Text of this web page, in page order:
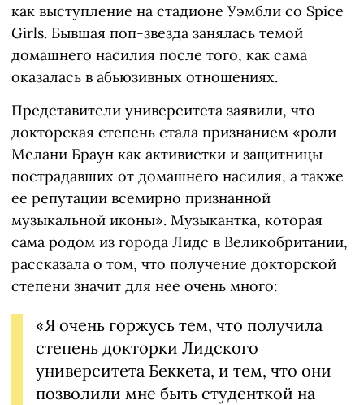
как выступление на стадионе Уэмбли со Spice
Girls. Бывшая поп-звезда занялась темой
домашнего насилия после того, как сама
оказалась в абьюзивных отношениях.
Представители университета заявили, что
докторская степень стала признанием «роли
Мелани Браун как активистки и защитницы
пострадавших от домашнего насилия, а также
ее репутации всемирно признанной
музыкальной иконы». Музыкантка, которая
сама родом из города Лидс в Великобритании,
рассказала о том, что получение докторской
степени значит для нее очень много:
«Я очень горжусь тем, что получила
степень докторки Лидского
университета Беккета, и тем, что они
позволили мне быть студенткой на